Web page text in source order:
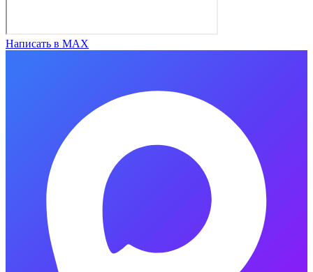
Написать в MAX